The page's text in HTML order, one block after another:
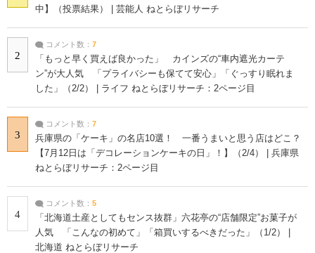
中】（投票結果） | 芸能人 ねとらぼリサーチ
2
コメント数： 7
「もっと早く買えば良かった」 カインズの“車内遮光カーテ
ン”が大人気 「プライバシーも保てて安心」「ぐっすり眠れま
した」（2/2） | ライフ ねとらぼリサーチ：2ページ目
3
コメント数： 7
兵庫県の「ケーキ」の名店10選！ 一番うまいと思う店はどこ？
【7月12日は「デコレーションケーキの日」！】（2/4） | 兵庫県
ねとらぼリサーチ：2ページ目
4
コメント数： 5
「北海道土産としてもセンス抜群」六花亭の“店舗限定”お菓子が
人気 「こんなの初めて」「箱買いするべきだった」（1/2） |
北海道 ねとらぼリサーチ